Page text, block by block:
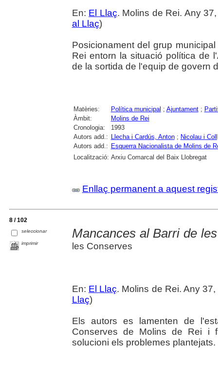
En: El Llaç. Molins de Rei. Any
al Llaç)
Posicionament del grup
Rei entorn la situació política de
de la sortida de l'equip de govern
Matèries: Política municipal ; Ajuntament;
Àmbit:
Molins de Rei
Cronologia:
1993
Autors add.: Llecha i Cardús, Anton; Nicolau i
Autors add.: Esquerra Nacionalista de Molins de
Localització: Arxiu Comarcal del Baix Llobregat
Enllaç permanent a aquest
8 / 102
seleccionar
imprimir
Mancances al Barri de
les Conserves
En: El Llaç. Molins de Rei. Any
Llaç)
Els autors es lamenten de
Conserves de Molins de Rei i
solucioni els problemes plantejats.